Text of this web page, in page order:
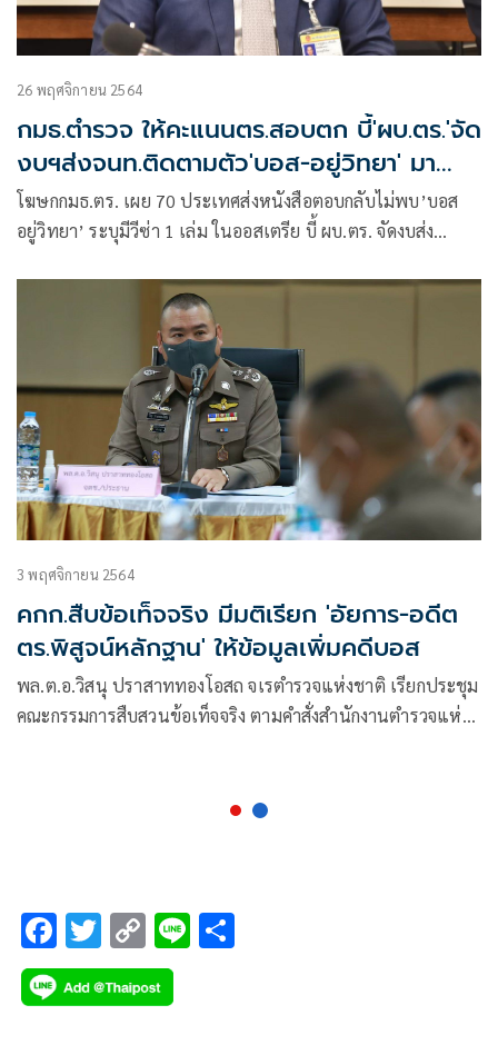
26 พฤศจิกายน 2564
กมธ.ตำรวจ ให้คะแนนตร.สอบตก บี้'ผบ.ตร.'จัด
งบฯส่งจนท.ติดตามตัว'บอส-อยู่วิทยา' มา
ดำเนินคดี
โฆษกกมธ.ตร. เผย 70 ประเทศส่งหนังสือตอบกลับไม่พบ’บอส
อยู่วิทยา’ ระบุมีวีซ่า 1 เล่ม ในออสเตรีย บี้ ผบ.ตร. จัดงบส่ง
การอย่างไร ลั่นให้คะแนนตร.สอบตก
3 พฤศจิกายน 2564
คกก.สืบข้อเท็จจริง มีมติเรียก 'อัยการ-อดีต
ตร.พิสูจน์หลักฐาน' ให้ข้อมูลเพิ่มคดีบอส
พล.ต.อ.วิสนุ ปราสาททองโอสถ จเรตำรวจแห่งชาติ เรียกประชุม
คณะกรรมการสืบสวนข้อเท็จจริง ตามคำสั่งสำนักงานตำรวจแห่ง
F
ac
e
T
wi
tt
C
o
p
Li